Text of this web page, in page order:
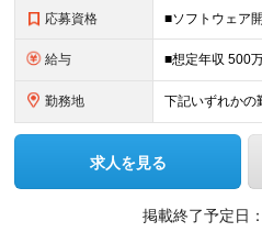
応募資格
給与
勤務地
求人を見る
掲載終了予定日：